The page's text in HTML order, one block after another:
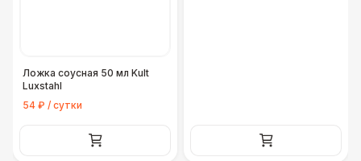
Ложка соусная 50 мл Kult
Luxstahl
54 ₽ / сутки